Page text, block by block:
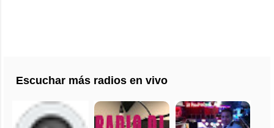
Escuchar más radios en vivo